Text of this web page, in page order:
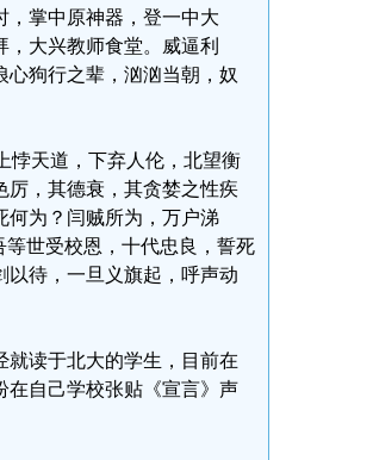
，掌中原神器，登一中大
大兴教师食堂。威逼利
狗行之辈，汹汹当朝，奴
悖天道，下弃人伦，北望衡
厉，其德衰，其贪婪之性疾
何为？闫贼所为，万户涕
世受校恩，十代忠良，誓死
待，一旦义旗起，呼声动
读于北大的学生，目前在
在自己学校张贴《宣言》声